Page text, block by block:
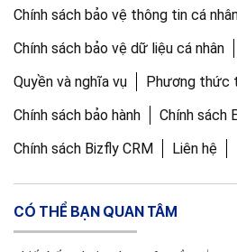
Chính sách bảo vệ thông tin cá
Chính sách bảo vệ dữ liệu cá nhân
Quyền và nghĩa vụ
Phương thức
Chính sách bảo hành
Chính sách
Chính sách Bizfly CRM
Liên hệ
CÓ THỂ BẠN QUAN TÂM